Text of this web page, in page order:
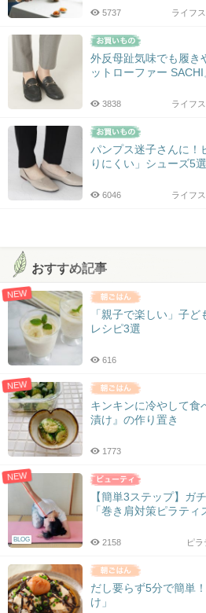
ライフ
5737
外反母趾気味でも履き
ットローファー SACHI
ライフ
3838
パンプス迷子さんに！
りにくい」シューズ5選
ライフ
6046
おすすめ記事
NEW
「親子で楽しい」子
レシピ3選
616
NEW
キンキンに冷やして食
漬け』の作り置き
1773
NEW
BLOG
【簡単3ステップ】ガ
「巻き肩対策ピラティ
ピ
2158
だし要らず5分で簡単
け」